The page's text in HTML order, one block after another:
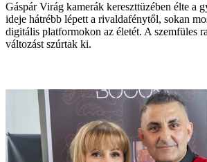
Gáspár Virág kamerák kereszttüzében élte a
ideje hátrébb lépett a rivaldafénytől, sokan
digitális platformokon az életét. A szemfüles
változást szúrtak ki.